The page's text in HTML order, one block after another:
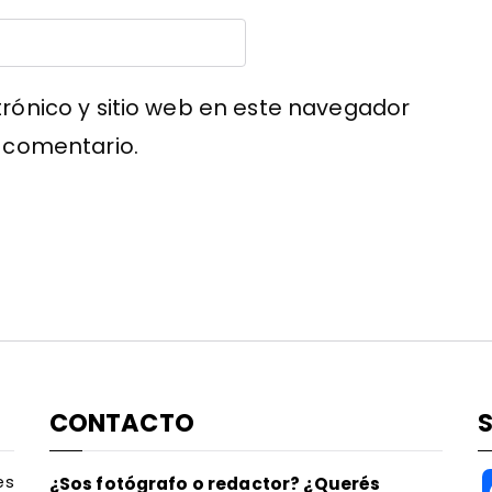
y sitio web en este navegador
CONTACTO
¿Sos fotógrafo o redactor? ¿Querés